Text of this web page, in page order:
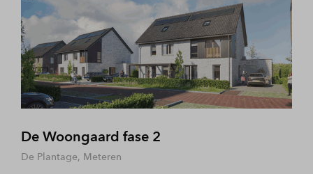
De Woongaard fase 2
De Plantage, Meteren